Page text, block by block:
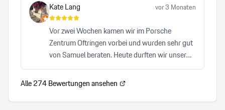
Kate Lang vor 3 Monaten
Vor zwei Wochen kamen wir im Porsche
Zentrum Oftringen vorbei und wurden sehr gut
von Samuel beraten. Heute durften wir unser
Auto abholen und waren von A-Z zufrieden. Wir
können Samuel von Herzen und auch das
Porsche Zentrum Oftrigen sehr empfehlen.
Herzlicher, kompetenter Service, der keinen
Alle274Bewertungen ansehen